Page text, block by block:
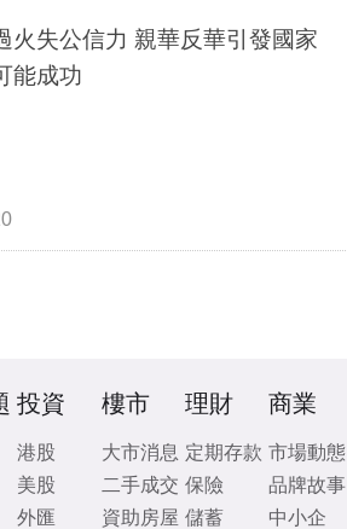
火失公信力 親華反華引發國家
能成功
投資
港股
美股
外匯
樓市
大市消息
二手成交
資助房屋
理財
定期存款
保險
儲蓄
商業
市場動態
品牌故事
中小企